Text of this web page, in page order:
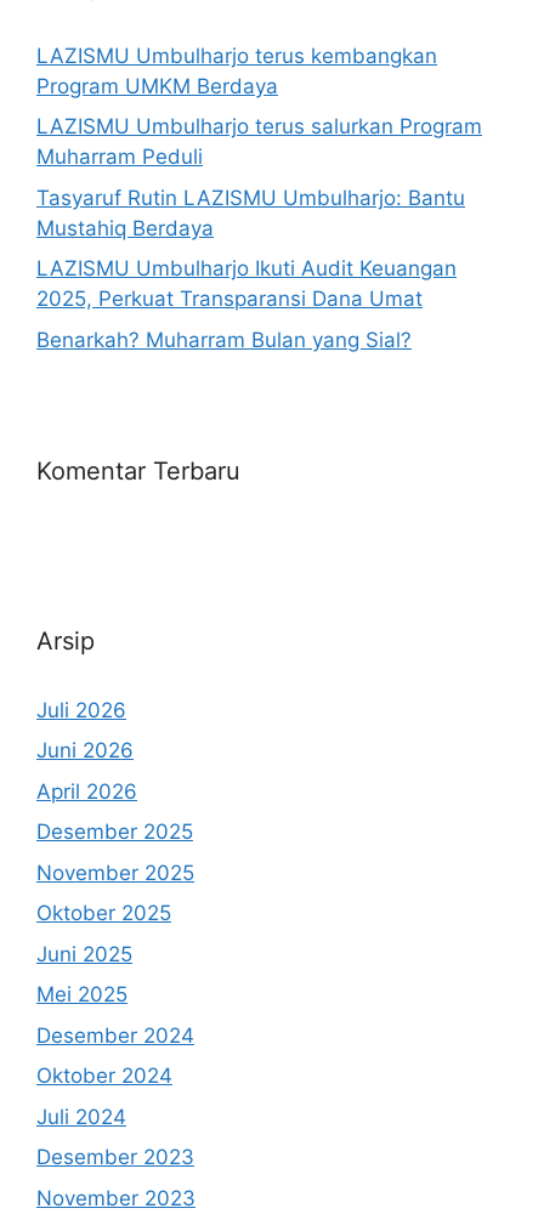
LAZISMU Umbulharjo terus kembangkan
Program UMKM Berdaya
LAZISMU Umbulharjo terus salurkan Program
Muharram Peduli
Tasyaruf Rutin LAZISMU Umbulharjo: Bantu
Mustahiq Berdaya
LAZISMU Umbulharjo Ikuti Audit Keuangan
2025, Perkuat Transparansi Dana Umat
Benarkah? Muharram Bulan yang Sial?
Komentar Terbaru
Arsip
Juli 2026
Juni 2026
April 2026
Desember 2025
November 2025
Oktober 2025
Juni 2025
Mei 2025
Desember 2024
Oktober 2024
Juli 2024
Desember 2023
November 2023